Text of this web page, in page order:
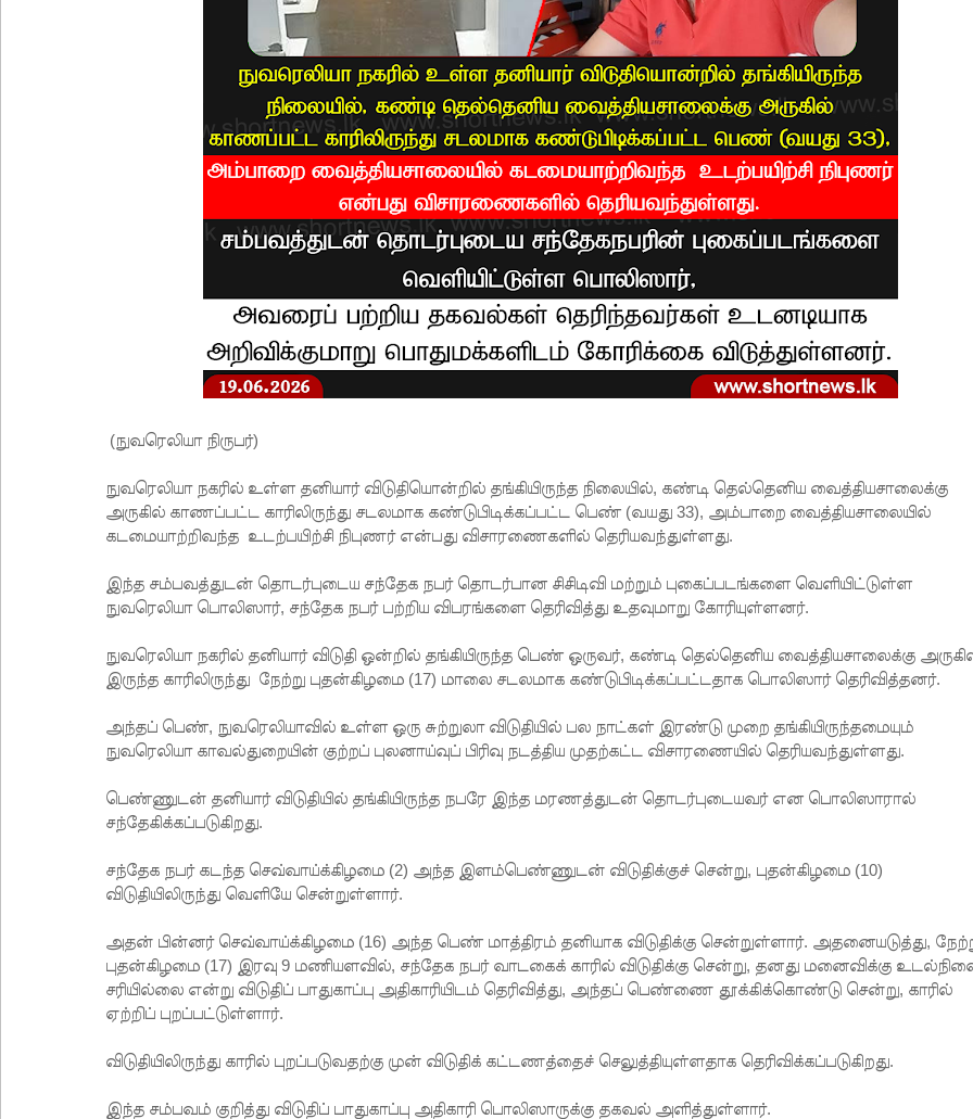
(நுவரெலியா நிருபர்)
நுவரெலியா நகரில் உள்ள தனியார் விடுதியொன்றில் தங்கியிருந்த நிலையில், கண்டி தெல்தெனிய வைத்தியசாலைக்கு
அருகில் காணப்பட்ட காரிலிருந்து சடலமாக கண்டுபிடிக்கப்பட்ட பெண் (வயது 33), அம்பாறை வைத்தியசாலையில்
கடமையாற்றிவந்த உடற்பயிற்சி நிபுணர் என்பது விசாரணைகளில் தெரியவந்துள்ளது.
இந்த சம்பவத்துடன் தொடர்புடைய சந்தேக நபர் தொடர்பான சிசிடிவி மற்றும் புகைப்படங்களை வெளியிட்டுள்ள
நுவரெலியா பொலிஸார், சந்தேக நபர் பற்றிய விபரங்களை தெரிவித்து உதவுமாறு கோரியுள்ளனர்.
நுவரெலியா நகரில் தனியார் விடுதி ஒன்றில் தங்கியிருந்த பெண் ஒருவர், கண்டி தெல்தெனிய வைத்தியசாலைக்கு
இருந்த காரிலிருந்து நேற்று புதன்கிழமை (17) மாலை சடலமாக கண்டுபிடிக்கப்பட்டதாக பொலிஸார் தெரிவித்தனர்.
அந்தப் பெண், நுவரெலியாவில் உள்ள ஒரு சுற்றுலா விடுதியில் பல நாட்கள் இரண்டு முறை தங்கியிருந்தமையும்
நுவரெலியா காவல்துறையின் குற்றப் புலனாய்வுப் பிரிவு நடத்திய முதற்கட்ட விசாரணையில் தெரியவந்துள்ளது.
பெண்ணுடன் தனியார் விடுதியில் தங்கியிருந்த நபரே இந்த மரணத்துடன் தொடர்புடையவர் என பொலிஸாரால்
சந்தேகிக்கப்படுகிறது.
சந்தேக நபர் கடந்த செவ்வாய்க்கிழமை (2) அந்த இளம்பெண்ணுடன் விடுதிக்குச் சென்று, புதன்கிழமை (10)
விடுதியிலிருந்து வெளியே சென்றுள்ளார்.
அதன் பின்னர் செவ்வாய்க்கிழமை (16) அந்த பெண் மாத்திரம் தனியாக விடுதிக்கு சென்றுள்ளார். அதனையடுத்து,
புதன்கிழமை (17) இரவு 9 மணியளவில், சந்தேக நபர் வாடகைக் காரில் விடுதிக்கு சென்று, தனது மனைவிக்கு
சரியில்லை என்று விடுதிப் பாதுகாப்பு அதிகாரியிடம் தெரிவித்து, அந்தப் பெண்ணை தூக்கிக்கொண்டு சென்று, காரில்
ஏற்றிப் புறப்பட்டுள்ளார்.
விடுதியிலிருந்து காரில் புறப்படுவதற்கு முன் விடுதிக் கட்டணத்தைச் செலுத்தியுள்ளதாக தெரிவிக்கப்படுகிறது.
இந்த சம்பவம் குறித்து விடுதிப் பாதுகாப்பு அதிகாரி பொலிஸாருக்கு தகவல் அளித்துள்ளார்.